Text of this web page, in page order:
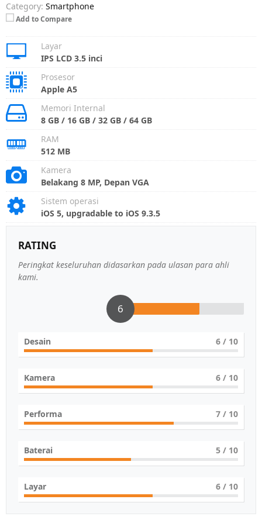
Category: Smartphone
Add to Compare
Layar
IPS LCD 3.5 inci
Prosesor
Apple A5
Memori Internal
8 GB / 16 GB / 32 GB / 64 GB
RAM
512 MB
Kamera
Belakang 8 MP, Depan VGA
Sistem operasi
iOS 5, upgradable to iOS 9.3.5
RATING
Peringkat keseluruhan didasarkan pada ulasan para ahli
kami.
6
Desain 6 / 10
Kamera 6 / 10
Performa 7 / 10
Baterai 5 / 10
Layar 6 / 10